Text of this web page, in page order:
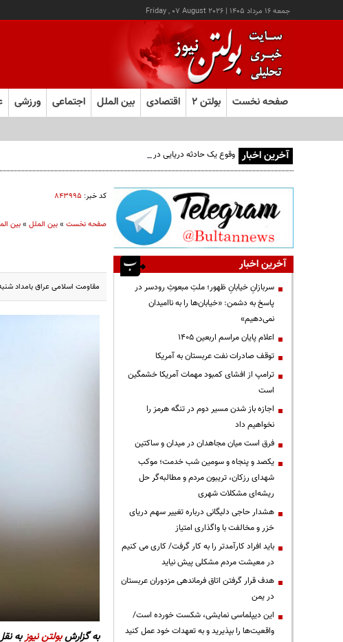
جمعه ۱۶ مرداد ۱۴۰۵ |
Friday , 07 August 2026
صفحه نخست بولتن ۲ اقتصادی بین الملل اجتماعی ورزشی
آخرین اخبار وقوع یک حادثه دریایی در جنوب شرق عدن
کد خبر: ۸۴۳۹۹۵
صفحه نخست»بین الملل»بین
مقاومت اسلامی عراق بامداد
به گزارشبولتن نیوزبه
آخرین اخبار
سربازانِ خیابانِ ظهور؛ ملتِ مبعوثِ رودسر در
پاسخ به دشمن: «خیابان‌ها را به ناامیدان
نمی‌دهیم»
اعلام پایان مراسم اربعین ۱۴۰۵
توقف صادرات نفت عربستان به آمریکا
ترامپ از افشای کمبود مهمات آمریکا خشمگین
است
اجازه باز شدن مسیر دوم در تنگه هرمز را
نخواهیم داد
فرق است میان مجاهدان در میدان و ساکتین
یکصد و پنجاه و سومین شب خدمت؛ موکب
شهدای رزکان، تریبون مردم و مطالبه‌گر حل
ریشه‌ای مشکلات شهری
هشدار حاجی دلیگانی درباره تغییر سهم دریای
خزر و مخالفت با واگذاری امتیاز
باید افراد کارآمدتر را به کار گرفت/ کاری می کنیم
در معیشت مردم مشکلی پیش نیاید
هدف قرار گرفتن اتاق‌ فرماندهی مزدوران عربستان
در یمن
این دیپلماسی نمایشی، شکست خورده است/
واقعیت‌ها را بپذیرید و به تعهدات خود عمل کنید